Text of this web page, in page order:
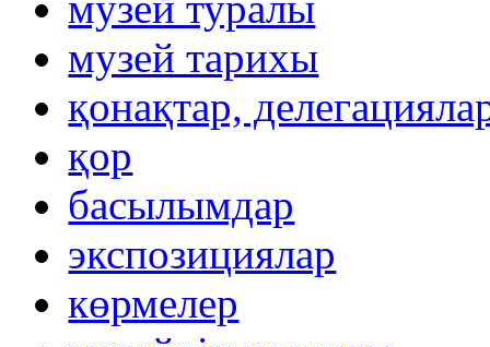
музей тарихы
қонақтар,
қор
басылымдар
экспозициялар
көрмелер